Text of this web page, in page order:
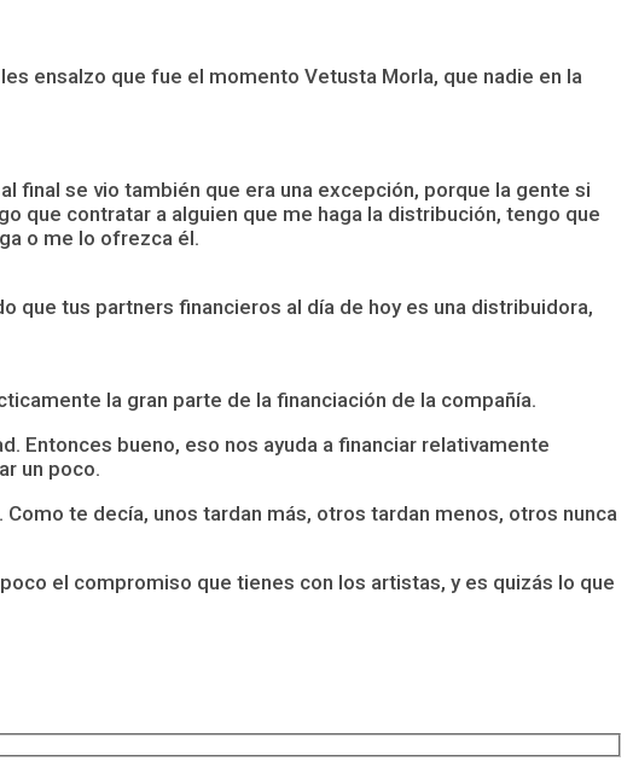
ensalzo que fue el momento Vetusta Morla, que nadie en la
final se vio también que era una excepción, porque la gente si
que contratar a alguien que me haga la distribución, tengo que
o me lo ofrezca él.
que tus partners financieros al día de hoy es una distribuidora,
la gran parte de la financiación de la compañía.
Entonces bueno, eso nos ayuda a financiar relativamente
un poco.
te decía, unos tardan más, otros tardan menos, otros nunca
el compromiso que tienes con los artistas, y es quizás lo que